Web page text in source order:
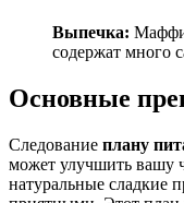
Выпечка:
содержат много
Основные
Следование плану
может улучшить вашу
натуральные сладкие